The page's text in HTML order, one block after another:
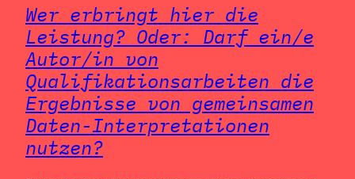
Wer erbringt hier die
Leistung? Oder: Darf ein/e
Autor/in von
Qualifikationsarbeiten die
Ergebnisse von gemeinsamen
Daten-Interpretationen
nutzen?